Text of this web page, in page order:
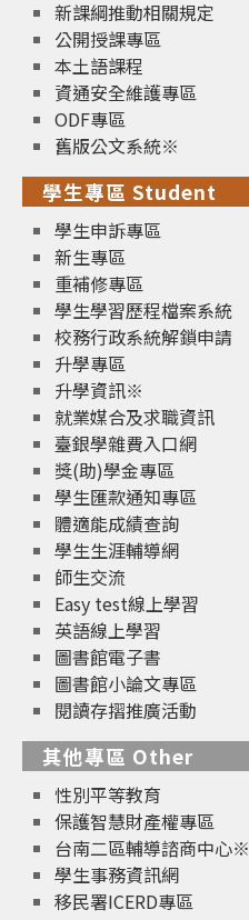
新課綱推動相關規定
公開授課專區
本土語課程
資通安全維護專區
ODF專區
舊版公文系統※
學生專區 Student
學生申訴專區
新生專區
重補修專區
學生學習歷程檔案系統
校務行政系統解鎖申請
升學專區
升學資訊※
就業媒合及求職資訊
臺銀學雜費入口網
獎(助)學金專區
學生匯款通知專區
體適能成績查詢
學生生涯輔導網
師生交流
Easy test線上學習
英語線上學習
圖書館電子書
圖書館小論文專區
閱讀存摺推廣活動
其他專區 Other
性別平等教育
保護智慧財產權專區
台南二區輔導諮商中心※
學生事務資訊網
移民署ICERD專區